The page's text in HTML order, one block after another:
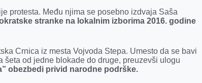
protesta. Među njima se posebno izdvaja Saša
stranke na lokalnim izborima 2016. godine
Crnica iz mesta Vojvoda Stepa. Umesto da se bavi
od jedne blokade do druge, preuzevši ulogu
obezbedi privid narodne podrške.